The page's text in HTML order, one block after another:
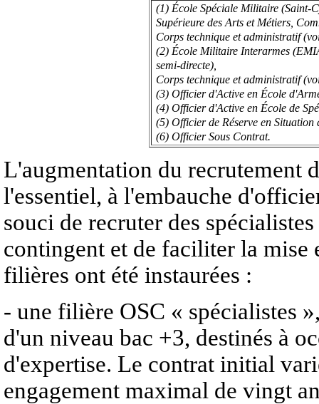
(1) École Spéciale Militaire (Saint-
Supérieure des Arts et Métiers,
Corps technique et administratif
(2) École Militaire Interarmes
semi-directe),
Corps technique et administratif
(3) Officier d'Active en École
(4) Officier d'Active en École de
(5) Officier de Réserve en Situation
(6) Officier Sous Contrat.
L'augmentation du recrutement
l'essentiel, à l'embauche
souci de recruter des
contingent et de faciliter la mise
filières ont été instaurées :
- une filière OSC « spécialistes
d'un niveau bac +3, destinés à
d'expertise. Le contrat initial
engagement maximal de vingt